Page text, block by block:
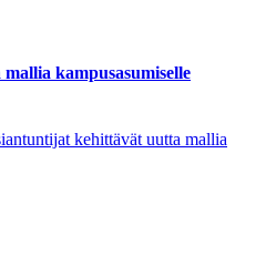
kampusasumiselle
kehittävät uutta mallia